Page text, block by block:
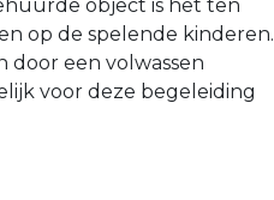
object is het ten
op de spelende kinderen.
een volwassen
voor deze begeleiding